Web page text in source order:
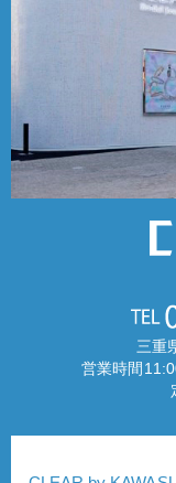
三重
営業時間